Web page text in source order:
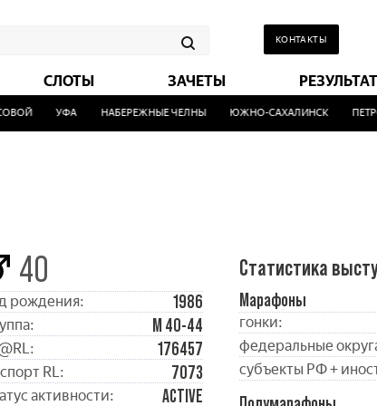
КОНТАКТЫ
СЛОТЫ ЗАЧЕТЫ
УФА НАБЕРЕЖНЫЕ ЧЕЛНЫ ЮЖНО-САХАЛИНСК
40
рождения: 1986
М 40-44
176457
RL: 7073
активности: ACTIVE
Статистика
Марафоны
гонки:
федеральные
субъекты РФ +